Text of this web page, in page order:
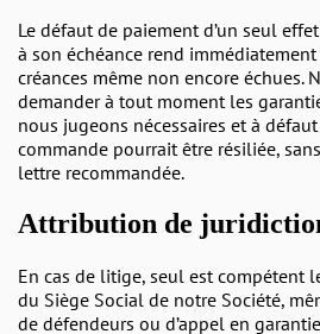
Le défaut de paiement d’un seul
à son échéance rend
créances même non encore échues.
demander à tout moment les
nous jugeons nécessaires et à
commande pourrait être résiliée,
lettre recommandée.
Attribution de
En cas de litige, seul est compétent
du Siège Social de notre Société,
de défendeurs ou d’appel en